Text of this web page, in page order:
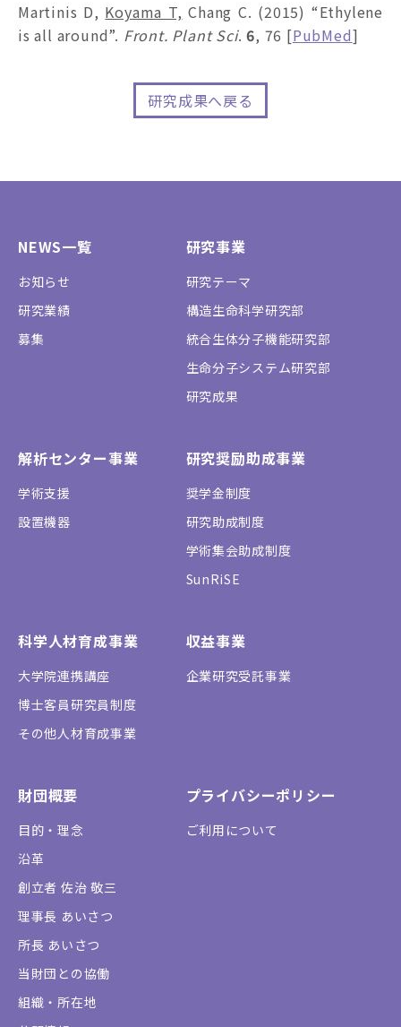
Martinis D, Koyama T, Chang C. (2015) “Ethylene
is all around”. Front. Plant Sci.6, 76 [PubMed]
研究成果へ戻る
NEWS一覧
お知らせ
研究業績
募集
研究事業
研究テーマ
構造生命科学研究部
統合生体分子機能研究部
生命分子システム研究部
研究成果
解析センター事業
学術支援
設置機器
研究奨励助成事業
奨学金制度
研究助成制度
学術集会助成制度
SunRiSE
科学人材育成事業
大学院連携講座
博士客員研究員制度
その他人材育成事業
収益事業
企業研究受託事業
財団概要
目的・理念
沿革
創立者 佐治 敬三
理事長 あいさつ
所長 あいさつ
当財団との協働
組織・所在地
プライバシーポリシー
ご利用について